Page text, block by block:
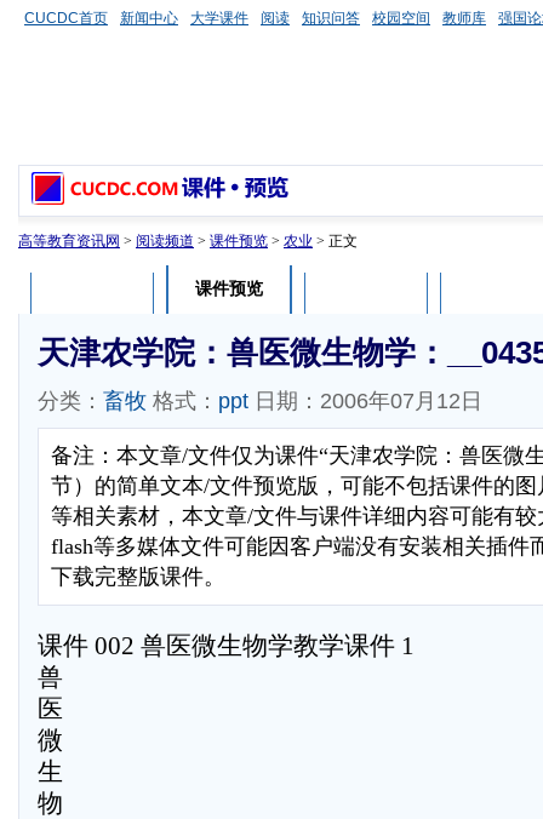
CUCDC首页 新闻中心 大学课件 阅读 知识问答 校园空间 教师库 强国
高等教育资讯网 > 阅读频道 > 课件预览 > 农业 > 正文
课件预览
天津农学院：兽医微生物学：
分类： 畜牧 格式： ppt 日期：2006年07月12日
备注：本文章/文件仅为课件“天津农学院：兽医微
节）的简单文本/文件预览版，可能不包括课件的
等相关素材，本文章/文件与课件详细内容可能有
flash等多媒体文件可能因客户端没有安装相关插件
下载完整版课件。
课件 002 兽医微生物学教学课件 1
兽
医
微
生
物